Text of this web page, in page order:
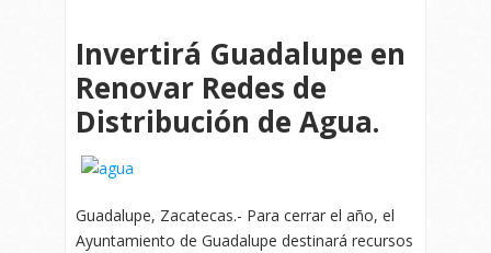
Invertirá Guadalupe en
Renovar Redes de
Distribución de Agua.
Guadalupe, Zacatecas.- Para cerrar el año, el
Ayuntamiento de Guadalupe destinará recursos